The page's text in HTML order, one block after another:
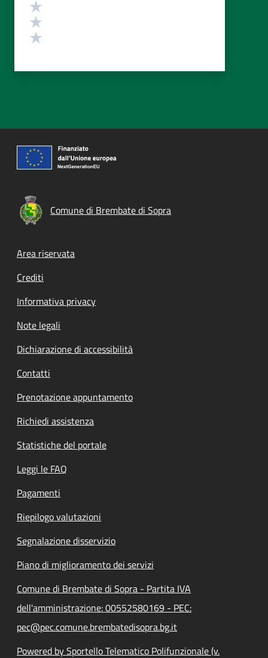
Comune di Brembate di Sopra
Footer menu
Area riservata
Crediti
Informativa privacy
Note legali
Dichiarazione di accessibilità
Contatti
Prenotazione appuntamento
Richiedi assistenza
Statistiche del portale
Leggi le FAQ
Pagamenti
Riepilogo valutazioni
Segnalazione disservizio
Piano di miglioramento dei servizi
Comune di Brembate di Sopra - Partita IVA
dell'amministrazione: 00552580169 - PEC:
pec@pec.comune.brembatedisopra.bg.it
Powered by Sportello Telematico Polifunzionale (v.